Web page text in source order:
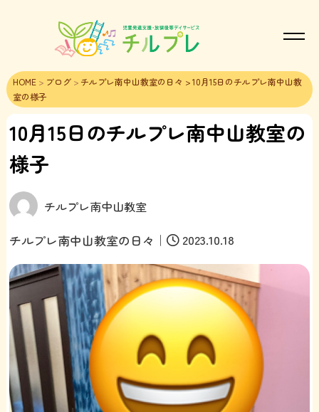
HOME> ブログ> チルプレ南中山教室の日々 > 10月15日のチルプレ南中山教
室の様子
10月15日のチルプレ南中山教室の
様子
チルプレ南中山教室
チルプレ南中山教室の日々 ｜ 2023.10.18